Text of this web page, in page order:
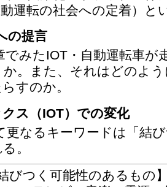
運転の社会への定着）と
の提言
でみたIOT・自動運転車が
。また、それはどのよ
すのか。
ス（IOT）での変化
更なるキーワードは「結
。
びつく可能性のあるもの